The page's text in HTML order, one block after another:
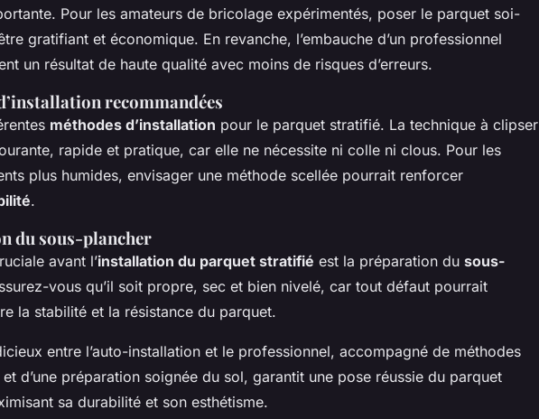
Pour les amateurs de bricolage expérimentés, poser le parquet soi-
gratifiant et économique. En revanche, l’embauche d’un professionnel
un résultat de haute qualité avec moins de risques d’erreurs.
recommandées
méthodes d’installation pour le parquet stratifié. La technique à clipser
rapide et pratique, car elle ne nécessite ni colle ni clous. Pour les
plus humides, envisager une méthode scellée pourrait renforcer
.
du sous-plancher
avant l’installation du parquet stratifié est la préparation du sous-
vous qu’il soit propre, sec et bien nivelé, car tout défaut pourrait
la stabilité et la résistance du parquet.
entre l’auto-installation et le professionnel, accompagné de méthodes
d’une préparation soignée du sol, garantit une pose réussie du parquet
sa durabilité et son esthétisme.